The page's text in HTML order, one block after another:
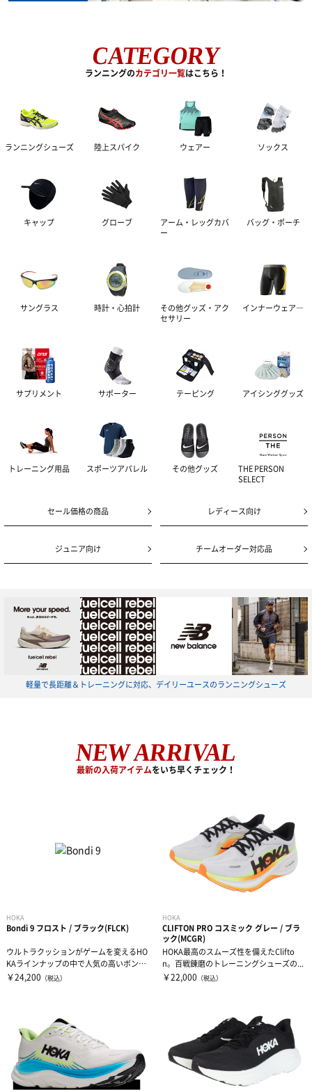
CATEGORY
ランニングのカテゴリ一覧はこちら！
ランニングシューズ 陸上スパイク ウェアー ソックス
キャップ グローブ
アーム・レッグカバ
ー
バッグ・ポーチ
サングラス 時計・心拍計
その他グッズ・アク
セサリー
インナーウェア―
サプリメント サポーター テーピング アイシンググッズ
トレーニング用品 スポーツアパレル その他グッズ
THE PERSON
SELECT
セール価格の商品 レディース向け
ジュニア向け チームオーダー対応品
軽量で長距離＆トレーニングに対応、デイリーユースのランニングシューズ
NEW ARRIVAL
最新の入荷アイテムをいち早くチェック！
HOKA
Bondi 9 フロスト / ブラック(FLCK)
ウルトラクッションがゲームを変えるHO
KAラインナップの中で人気の高いボンダ
イシ...
￥24,200 （税込）
HOKA
CLIFTON PRO コスミック グレー / ブラ
ック(MCGR)
HOKA最高のスムーズ性を備えたClifto
n。百戦錬磨のトレーニングシューズの...
￥22,000 （税込）